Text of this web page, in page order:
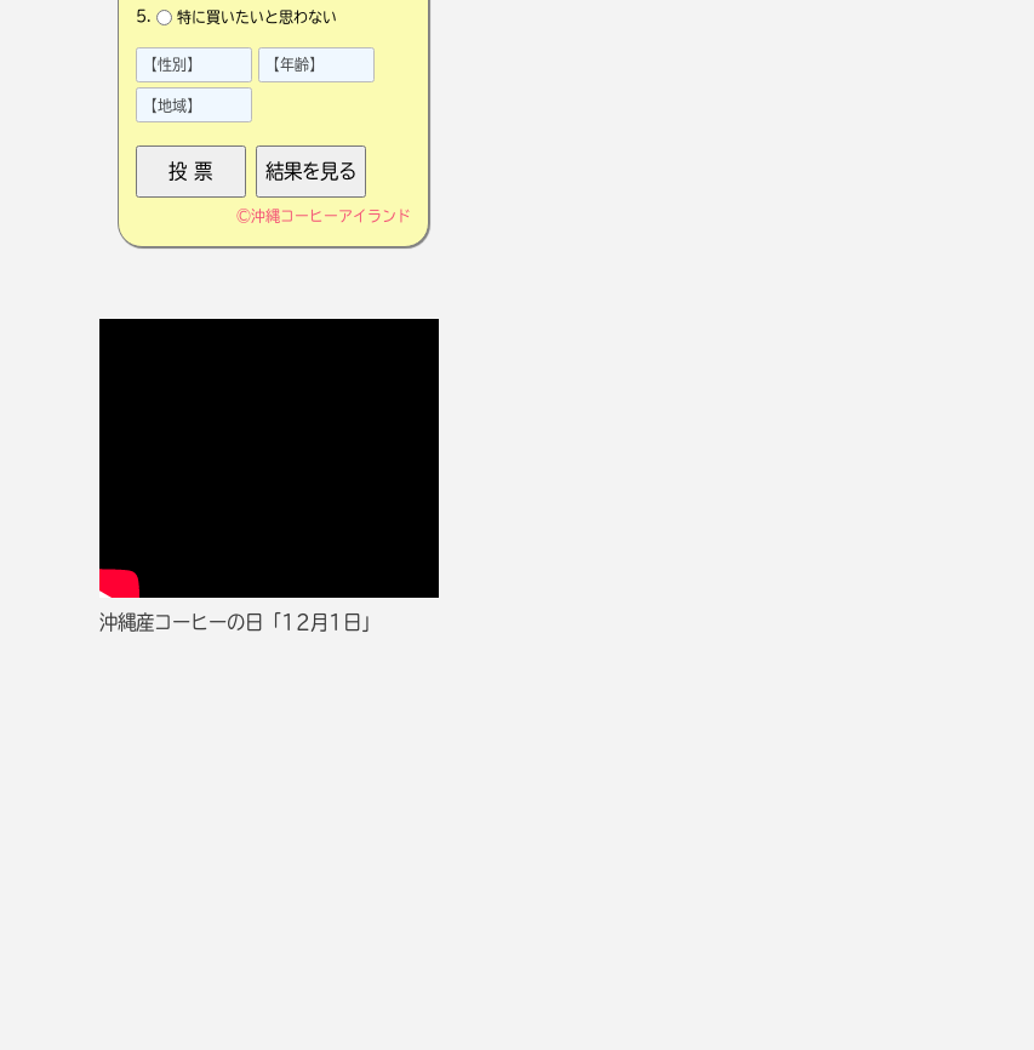
特に買いたいと思わない
©沖縄コーヒーアイランド
沖縄産コーヒーの日「12月1日」